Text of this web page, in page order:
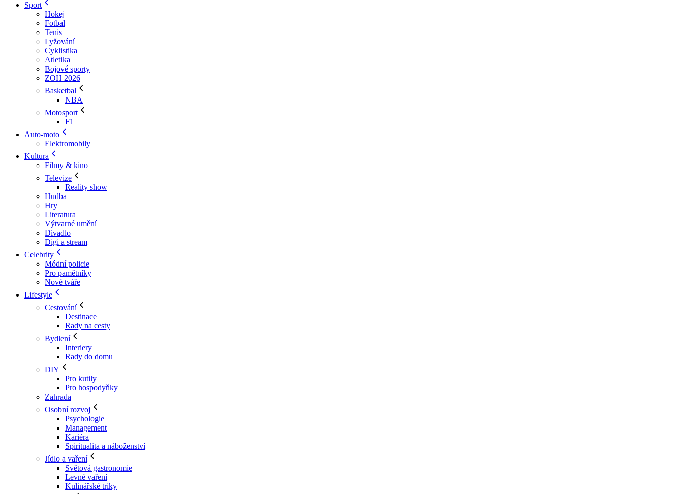
Sport
Hokej
Fotbal
Tenis
Lyžování
Cyklistika
Atletika
Bojové sporty
ZOH 2026
Basketbal
NBA
Motosport
F1
Auto-moto
Elektromobily
Kultura
Filmy & kino
Televize
Reality show
Hudba
Hry
Literatura
Výtvarné umění
Divadlo
Digi a stream
Celebrity
Módní policie
Pro pamětníky
Nové tváře
Lifestyle
Cestování
Destinace
Rady na cesty
Bydlení
Interiery
Rady do domu
DIY
Pro kutily
Pro hospodyňky
Zahrada
Osobní rozvoj
Psychologie
Management
Kariéra
Spiritualita a náboženství
Jídlo a vaření
Světová gastronomie
Levné vaření
Kulinářské triky